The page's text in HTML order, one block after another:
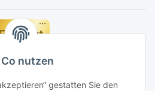
nutzen
gestatten Sie den